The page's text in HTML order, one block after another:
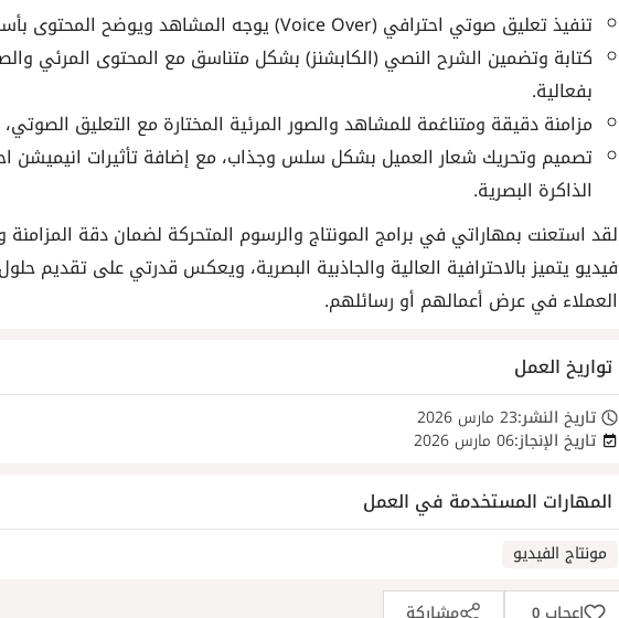
تنفيذ تعليق صوتي احترافي (Voice Over) يوجه المشاهد ويوضح المحتوى بأسلوب شيق وواضح.
كتابة وتضمين الشرح النصي (الكابشنز) بشكل متناسق مع المحتوى المرئي
بفعالية.
مزامنة دقيقة ومتناغمة للمشاهد والصور المرئية المختارة مع التعليق
تصميم وتحريك شعار العميل بشكل سلس وجذاب، مع إضافة تأثيرات انيميشن
الذاكرة البصرية.
لقد استعنت بمهاراتي في برامج المونتاج والرسوم المتحركة لضمان دقة المزامنة
فيديو يتميز بالاحترافية العالية والجاذبية البصرية، ويعكس قدرتي على تقديم
العملاء في عرض أعمالهم أو رسائلهم.
تواريخ العمل
تاريخ النشر:23 مارس 2026
تاريخ الإنجاز:06 مارس 2026
المهارات المستخدمة في العمل
مونتاج الفيديو